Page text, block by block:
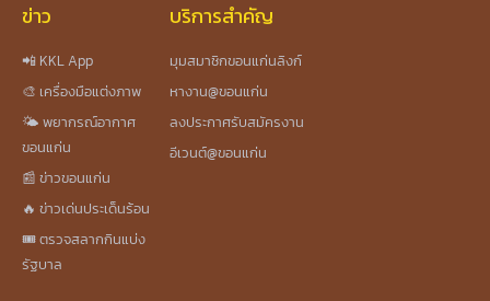
ข่าว
📲 KKL App
🎨 เครื่องมือแต่งภาพ
🌤️ พยากรณ์อากาศ
ขอนแก่น
📰 ข่าวขอนแก่น
🔥 ข่าวเด่นประเด็นร้อน
🎟️ ตรวจสลากกินแบ่ง
รัฐบาล
บริการสำคัญ
มุมสมาชิกขอนแก่นลิงก์
หางาน@ขอนแก่น
ลงประกาศรับสมัครงาน
อีเวนต์@ขอนแก่น